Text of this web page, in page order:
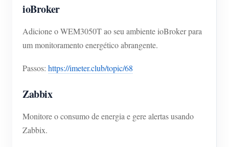
ioBroker
Adicione o WEM3050T ao seu ambiente ioBroker para
um monitoramento energético abrangente.
Passos: https://imeter.club/topic/68
Zabbix
Monitore o consumo de energia e gere alertas usando
Zabbix.